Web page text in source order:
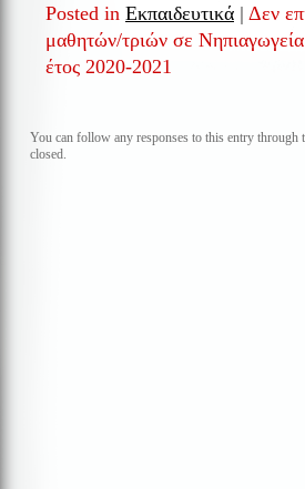
Posted in Εκπαιδευτικά | Δεν
μαθητών/τριών σε
έτος 2020-2021
You can follow any responses to this entry through
closed.